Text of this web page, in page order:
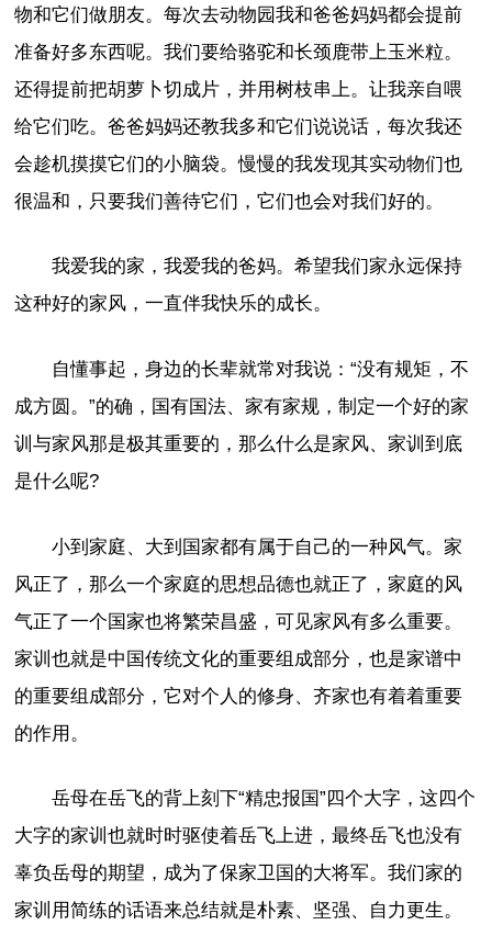
物和它们做朋友。每次去动物园我和爸爸妈妈都会提前
准备好多东西呢。我们要给骆驼和长颈鹿带上玉米粒。
还得提前把胡萝卜切成片，并用树枝串上。让我亲自喂
给它们吃。爸爸妈妈还教我多和它们说说话，每次我还
会趁机摸摸它们的小脑袋。慢慢的我发现其实动物们也
很温和，只要我们善待它们，它们也会对我们好的。
我爱我的家，我爱我的爸妈。希望我们家永远保持
这种好的家风，一直伴我快乐的成长。
自懂事起，身边的长辈就常对我说：“没有规矩，不
成方圆。”的确，国有国法、家有家规，制定一个好的家
训与家风那是极其重要的，那么什么是家风、家训到底
是什么呢?
小到家庭、大到国家都有属于自己的一种风气。家
风正了，那么一个家庭的思想品德也就正了，家庭的风
气正了一个国家也将繁荣昌盛，可见家风有多么重要。
家训也就是中国传统文化的重要组成部分，也是家谱中
的重要组成部分，它对个人的修身、齐家也有着着重要
的作用。
岳母在岳飞的背上刻下“精忠报国”四个大字，这四个
大字的家训也就时时驱使着岳飞上进，最终岳飞也没有
辜负岳母的期望，成为了保家卫国的大将军。我们家的
家训用简练的话语来总结就是朴素、坚强、自力更生。